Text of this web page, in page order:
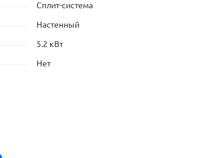
Сплит-система
Настенный
5.2 кВт
Нет